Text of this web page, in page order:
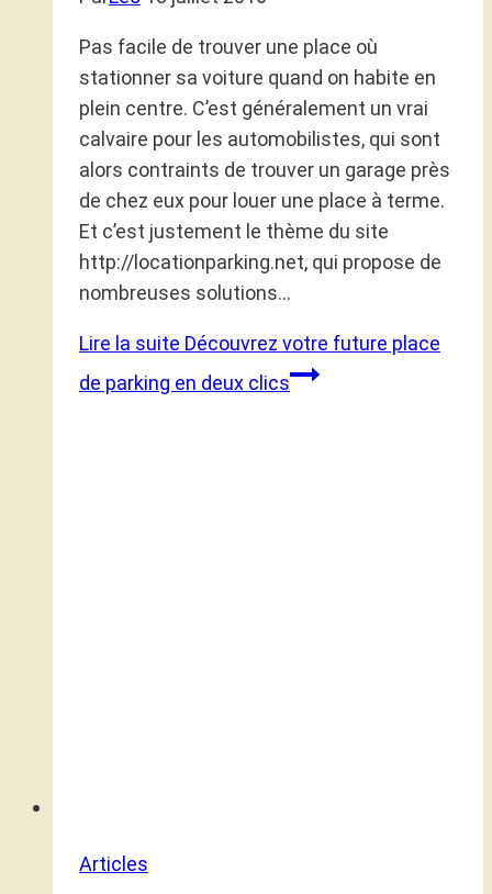
Pas facile de trouver une place où
stationner sa voiture quand on habite en
plein centre. C’est généralement un vrai
calvaire pour les automobilistes, qui sont
alors contraints de trouver un garage près
de chez eux pour louer une place à terme.
Et c’est justement le thème du site
http://locationparking.net, qui propose de
nombreuses solutions…
Lire la suite Découvrez votre future place
de parking en deux clics
Articles